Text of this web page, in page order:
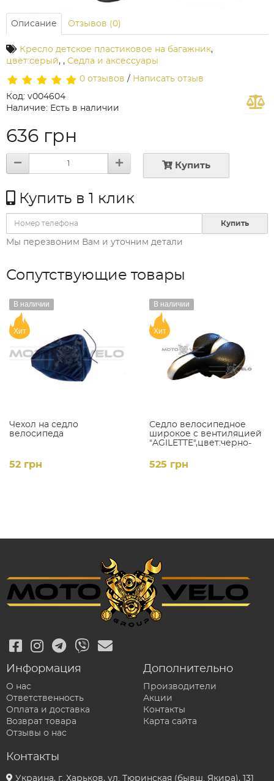
Описание Отзывов (0)
Кресло детское пластиковое на багажник,
цвет:серый, , Седла и аксессуары
0 отзывов / Написать отзыв
Код: v004604
Наличие: Есть в наличии
636 грн
Купить
Купить в 1 клик
Купить
Мы перезвоним Вам и уточним детали
Сопутствующие товары
Чехол на седло
велосипеда
В наличии
Хит
52 грн
Седло велосипедное
широкое с вентиляцией
"AGILETTE",цвет:черно-
(Taiwan)
В наличии
Хит
525 грн
Информация
О нас
Ответственность
Оплата и доставка
Возврат товара
Отзывы о нас
Дополнительно
Производители
Акции
Контакты
Карта сайта
Контакты
Украина, г. Харьков, ул. Тюринская (бывш. Якира), 131